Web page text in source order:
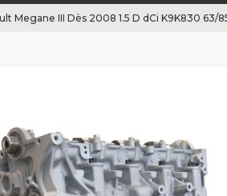
Megane III Dès 2008 1.5 D dCi K9K830 63/